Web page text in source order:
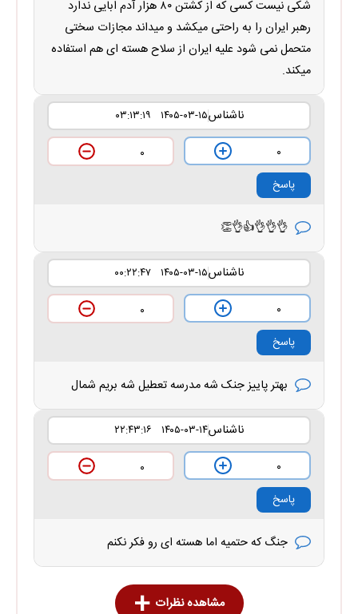
شکی نیست کسی که از کشتن ۸۰ هزار آدم ابایی ندارد
رهبر ایران را به راحتی میکشد و میداند مجازات سختی
متحمل نمی شود علیه ایران از سلاح هسته ای هم استفاده
میکند.
ناشناس۱۴۰۵-۰۳-۱۵ ۰۳:۱۳:۱۹
۰
۰
پاسخ
👌👌👌👍👌👏
ناشناس۱۴۰۵-۰۳-۱۵ ۰۰:۲۲:۴۷
۰
۰
پاسخ
بهتر پاییز جنک شه مدرسه تعطیل شه بریم شمال
ناشناس۱۴۰۵-۰۳-۱۴ ۲۲:۴۳:۱۶
۰
۰
پاسخ
جنگ که حتمیه اما هسته ای رو فکر نکنم
مشاهده نظرات